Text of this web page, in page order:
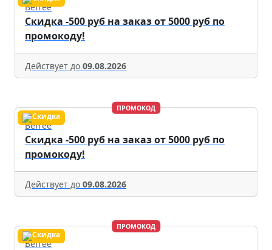
Befree
Скидка -500 руб на заказ от 5000 руб по
промокоду!
Действует до 09.08.2026
ПРОМОКОД
Befree
Скидка -500 руб на заказ от 5000 руб по
промокоду!
Действует до 09.08.2026
ПРОМОКОД
Befree